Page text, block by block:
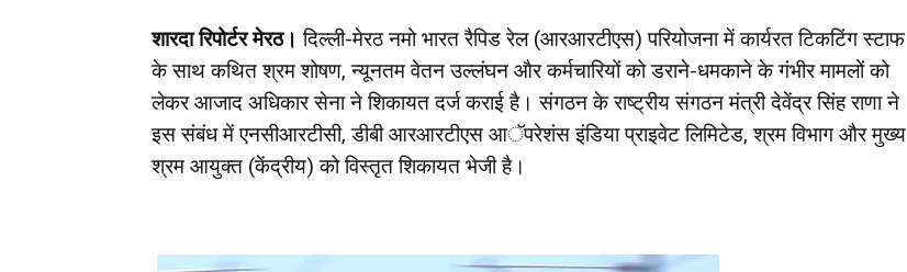
शारदा रिपोर्टर मेरठ। दिल्ली-मेरठ नमो भारत रैपिड रेल (आरआरटीएस) परियोजना में कार्यरत टिकटिंग स्टाफ
के साथ कथित श्रम शोषण, न्यूनतम वेतन उल्लंघन और कर्मचारियों को डराने-धमकाने के गंभीर मामलों को
लेकर आजाद अधिकार सेना ने शिकायत दर्ज कराई है। संगठन के राष्ट्रीय संगठन मंत्री देवेंद्र सिंह राणा ने
इस संबंध में एनसीआरटीसी, डीबी आरआरटीएस आॅपरेशंस इंडिया प्राइवेट लिमिटेड, श्रम विभाग और मुख्य
श्रम आयुक्त (केंद्रीय) को विस्तृत शिकायत भेजी है।